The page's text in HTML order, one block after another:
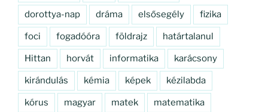
dorottya-nap dráma elsősegély fizika
foci fogadóóra földrajz határtalanul
Hittan horvát informatika karácsony
kirándulás kémia képek kézilabda
kórus magyar matek matematika